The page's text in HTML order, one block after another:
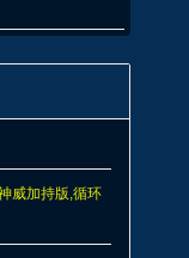
威加持版,循环